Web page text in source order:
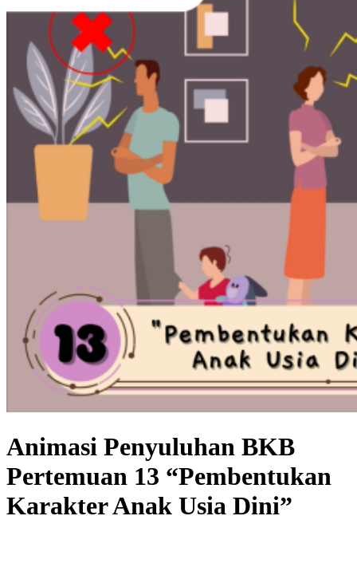
Animasi Penyuluhan BKB
Pertemuan 13 “Pembentukan
Karakter Anak Usia Dini”